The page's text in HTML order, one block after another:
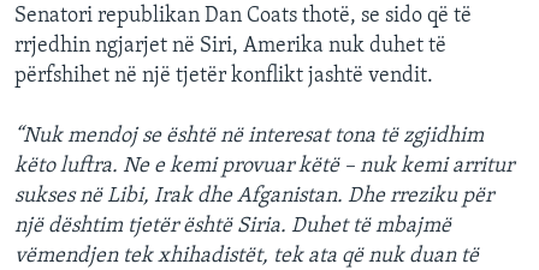
Senatori republikan Dan Coats thotë, se sido që të
rrjedhin ngjarjet në Siri, Amerika nuk duhet të
përfshihet në një tjetër konflikt jashtë vendit.
“Nuk mendoj se është në interesat tona të zgjidhim
këto luftra. Ne e kemi provuar këtë – nuk kemi arritur
sukses në Libi, Irak dhe Afganistan. Dhe rreziku për
një dështim tjetër është Siria. Duhet të mbajmë
vëmendjen tek xhihadistët, tek ata që nuk duan të